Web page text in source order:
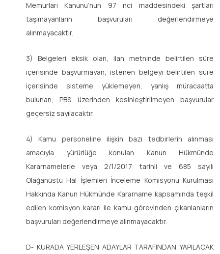
Memurları Kanunu’nun 97 nci maddesindeki şartları
taşımayanların başvuruları değerlendirmeye
alınmayacaktır.
3) Belgeleri eksik olan, ilan metninde belirtilen süre
içerisinde başvurmayan, istenen belgeyi belirtilen süre
içerisinde sisteme yüklemeyen, yanlış müracaatta
bulunan, PBS üzerinden kesinleştirilmeyen başvurular
geçersiz sayılacaktır.
4) Kamu personeline ilişkin bazı tedbirlerin alınması
amacıyla yürürlüğe konulan Kanun Hükmünde
Kararnamelerle veya 2/1/2017 tarihli ve 685 sayılı
Olağanüstü Hal İşlemleri İnceleme Komisyonu Kurulması
Hakkında Kanun Hükmünde Kararname kapsamında teşkil
edilen komisyon kararı ile kamu görevinden çıkarılanların
başvuruları değerlendirmeye alınmayacaktır.
D- KURADA YERLEŞEN ADAYLAR TARAFINDAN YAPILACAK